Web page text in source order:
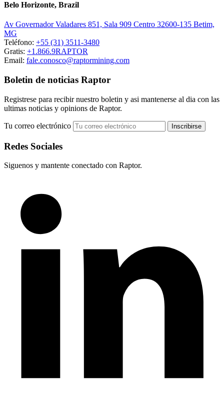
Belo Horizonte, Brazil
Av Governador Valadares 851, Sala 909 Centro 32600-135 Betim,
MG
Teléfono: +55 (31) 3511-3480
Gratis: +1.866.9RAPTOR
Email: fale.conosco@raptormining.com
Boletin de noticias Raptor
Registrese para recibir nuestro boletin y asi mantenerse al dia con las
ultimas noticias y opinions de Raptor.
Tu correo electrónico
Redes Sociales
Siguenos y mantente conectado con Raptor.